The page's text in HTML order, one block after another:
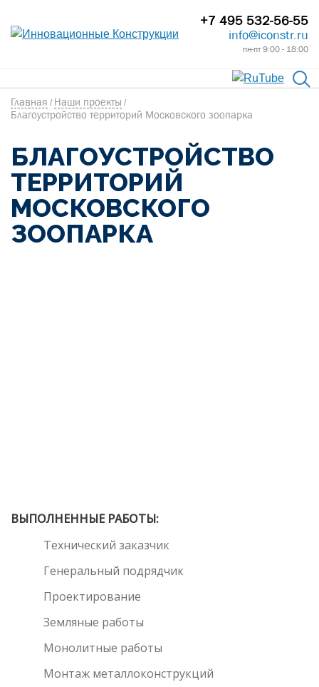
+7 495 532-56-55
info@iconstr.ru
пн-пт 9:00 - 18:00
Главная / Наши проекты /
Благоустройство территорий Московского зоопарка
БЛАГОУСТРОЙСТВО
ТЕРРИТОРИЙ
МОСКОВСКОГО
ЗООПАРКА
ВЫПОЛНЕННЫЕ РАБОТЫ:
Технический заказчик
Генеральный подрядчик
Проектирование
Земляные работы
Монолитные работы
Монтаж металлоконструкций